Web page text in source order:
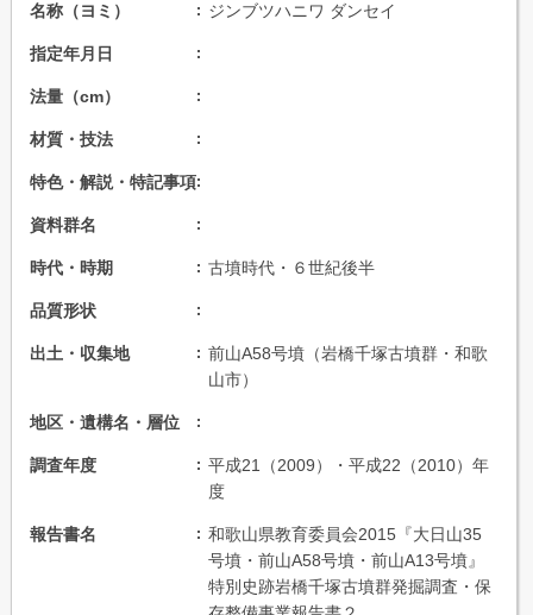
名称（ヨミ） ジンブツハニワ ダンセイ
指定年月日
法量（cm）
材質・技法
特色・解説・特記事項
資料群名
時代・時期 古墳時代・６世紀後半
品質形状
出土・収集地
前山A58号墳（岩橋千塚古墳群・和歌
山市）
地区・遺構名・層位
調査年度
平成21（2009）・平成22（2010）年
度
報告書名
和歌山県教育委員会2015『大日山35
号墳・前山A58号墳・前山A13号墳』
特別史跡岩橋千塚古墳群発掘調査・保